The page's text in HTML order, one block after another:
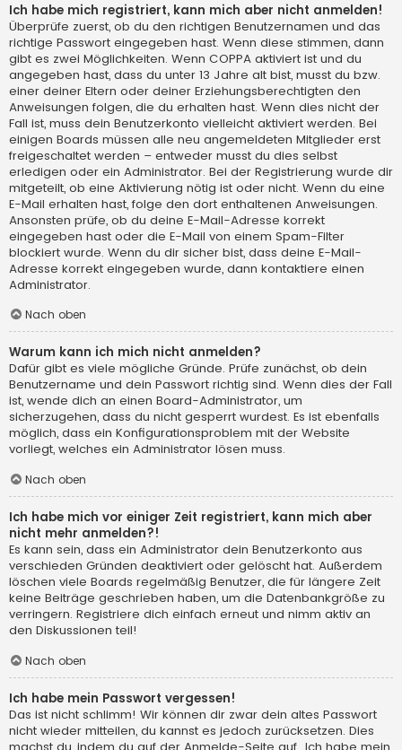
Ich habe mich registriert, kann mich aber nicht anmelden!
Überprüfe zuerst, ob du den richtigen Benutzernamen und das
richtige Passwort eingegeben hast. Wenn diese stimmen, dann
gibt es zwei Möglichkeiten. Wenn COPPA aktiviert ist und du
angegeben hast, dass du unter 13 Jahre alt bist, musst du bzw.
einer deiner Eltern oder deiner Erziehungsberechtigten den
Anweisungen folgen, die du erhalten hast. Wenn dies nicht der
Fall ist, muss dein Benutzerkonto vielleicht aktiviert werden. Bei
einigen Boards müssen alle neu angemeldeten Mitglieder erst
freigeschaltet werden – entweder musst du dies selbst
erledigen oder ein Administrator. Bei der Registrierung wurde dir
mitgeteilt, ob eine Aktivierung nötig ist oder nicht. Wenn du eine
E-Mail erhalten hast, folge den dort enthaltenen Anweisungen.
Ansonsten prüfe, ob du deine E-Mail-Adresse korrekt
eingegeben hast oder die E-Mail von einem Spam-Filter
blockiert wurde. Wenn du dir sicher bist, dass deine E-Mail-
Adresse korrekt eingegeben wurde, dann kontaktiere einen
Administrator.
Nach oben
Warum kann ich mich nicht anmelden?
Dafür gibt es viele mögliche Gründe. Prüfe zunächst, ob dein
Benutzername und dein Passwort richtig sind. Wenn dies der Fall
ist, wende dich an einen Board-Administrator, um
sicherzugehen, dass du nicht gesperrt wurdest. Es ist ebenfalls
möglich, dass ein Konfigurationsproblem mit der Website
vorliegt, welches ein Administrator lösen muss.
Nach oben
Ich habe mich vor einiger Zeit registriert, kann mich aber
nicht mehr anmelden?!
Es kann sein, dass ein Administrator dein Benutzerkonto aus
verschieden Gründen deaktiviert oder gelöscht hat. Außerdem
löschen viele Boards regelmäßig Benutzer, die für längere Zeit
keine Beiträge geschrieben haben, um die Datenbankgröße zu
verringern. Registriere dich einfach erneut und nimm aktiv an
den Diskussionen teil!
Nach oben
Ich habe mein Passwort vergessen!
Das ist nicht schlimm! Wir können dir zwar dein altes Passwort
nicht wieder mitteilen, du kannst es jedoch zurücksetzen. Dies